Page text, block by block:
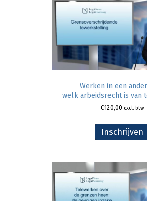
Werken in een
welk arbeidsrecht is van
€120,00 excl. btw
Inschrijven